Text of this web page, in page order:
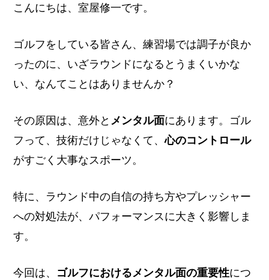
こんにちは、室屋修一です。
ゴルフをしている皆さん、練習場では調子が良か
ったのに、いざラウンドになるとうまくいかな
い、なんてことはありませんか？
その原因は、意外と メンタル面にあります。ゴル
フって、技術だけじゃなくて、心のコントロール
がすごく大事なスポーツ。
特に、ラウンド中の自信の持ち方やプレッシャー
への対処法が、パフォーマンスに大きく影響しま
す。
今回は、 ゴルフにおけるメンタル面の重要性につ